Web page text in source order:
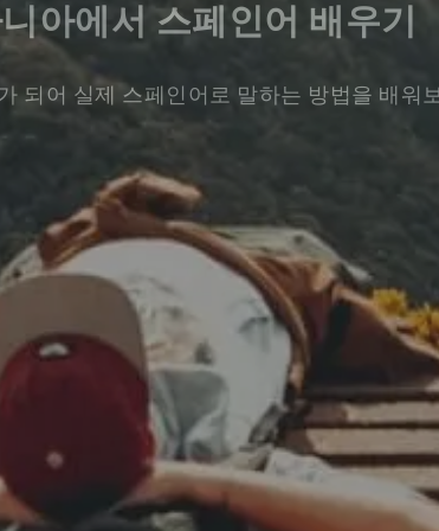
아에서 스페인어 배우기
되어 실제 스페인어로 말하는 방법을 배워